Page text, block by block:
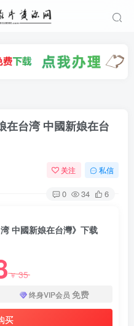
在台湾 中國新娘在台
关注 私信
0 34 6
中國新娘在台灣》下载
￥35
终身VIP会员 免费
买